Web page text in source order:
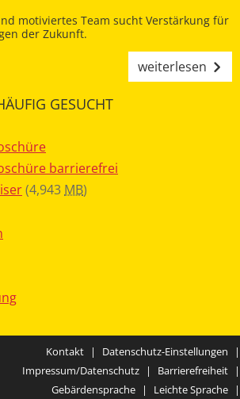
motiviertes Team sucht Verstärkung für
der Zukunft.
weiterlesen
GESUCHT
barrierefrei
(4,943MB)
Kontakt | Datenschutz-Einstellungen
|
Impressum/Datenschutz
| Barrierefreiheit
|
Gebärdensprache
| Leichte Sprache |